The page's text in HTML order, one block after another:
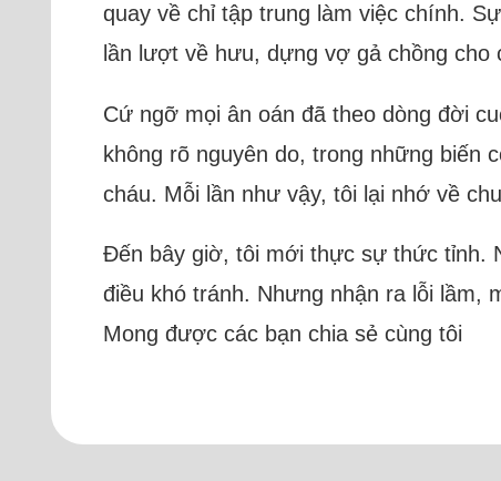
quay về chỉ tập trung làm việc chính.
lần lượt về hưu, dựng vợ gả chồng cho
Cứ ngỡ mọi ân oán đã theo dòng đời
không rõ nguyên do, trong những biến
cháu. Mỗi lần như vậy, tôi lại nhớ về
Đến bây giờ, tôi mới thực sự thức tỉnh.
điều khó tránh. Nhưng nhận ra lỗi lầm,
Mong được các bạn chia sẻ cùng tôi